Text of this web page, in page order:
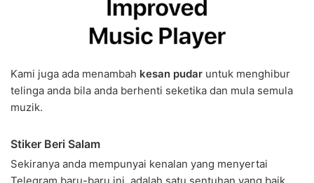
Kami juga ada menambah kesan pudar untuk menghibur
telinga anda bila anda berhenti seketika dan mula semula
muzik.
Stiker Beri Salam
Sekiranya anda mempunyai kenalan yang menyertai